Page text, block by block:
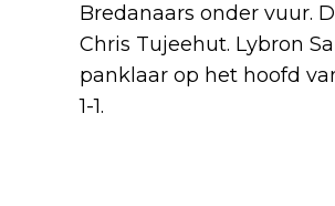
Bredanaars onder vuur.
Chris Tujeehut. Lybron
panklaar op het hoofd
1-1.